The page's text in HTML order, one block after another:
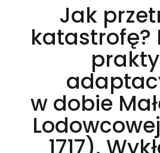
Jak
katastrofę?
w dobie